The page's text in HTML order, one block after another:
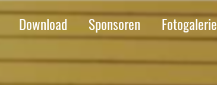
Download Sponsoren Fotogalerie